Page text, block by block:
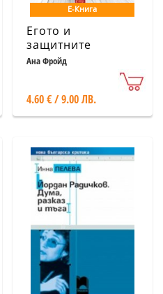
Е-Книга
Егото и
защитните
механизми
Ана Фройд
4.60 € / 9.00 ЛВ.